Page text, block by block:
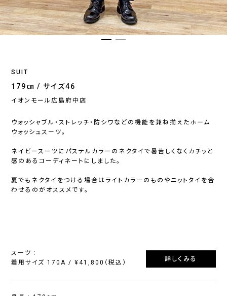
SUIT
179㎝ / サイズ46
イオンモール広島府中店
ウォッシャブル・ストレッチ・防シワなどの機能を兼ね揃えたホーム
ウォッシュスーツ。
ネイビースーツにパステルカラーのネクタイで暑苦しくなくカチッと
感のあるコーディネートにしました。
夏でもネクタイをつける場合はライトカラーのものやニットタイを合
わせるのがオススメです。
スーツ :
着用サイズ 170A / ¥41,800（税込）
詳しくみる